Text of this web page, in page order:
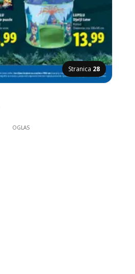
Stranica 28
OGLAS